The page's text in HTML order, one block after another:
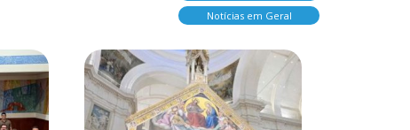
Notícias em Geral